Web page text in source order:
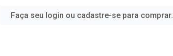
Faça seu login ou cadastre-se para comprar.